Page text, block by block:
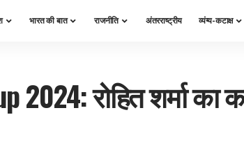
भारत की बात राजनीति अंतरराष्ट्रीय व्यंग्य-कटाक्ष
2024: रोहित शर्मा का